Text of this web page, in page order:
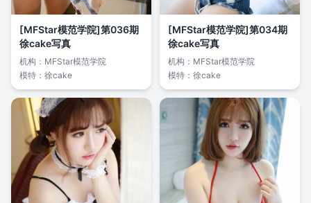
[MFStar模范学院]第036期
徐cake写真
机构： MFStar模范学院
模特： 徐cake
[MFStar模范学院]第034期
徐cake写真
机构： MFStar模范学院
模特： 徐cake